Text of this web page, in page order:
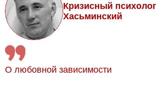
Кризисный
Хасьминский
О любовной зависимости